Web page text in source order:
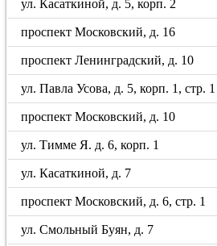
ул. Касаткиной, д. 5, корп. 2
проспект Московский, д. 16
проспект Ленинградский, д. 10
ул. Павла Усова, д. 5, корп. 1, стр. 1
проспект Московский, д. 10
ул. Тимме Я. д. 6, корп. 1
ул. Касаткиной, д. 7
проспект Московский, д. 6, стр. 1
ул. Смольный Буян, д. 7